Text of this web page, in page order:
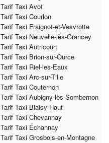
Tarif Taxi Avot
Tarif Taxi Courlon
Tarif Taxi Fraignot-et-Vesvrotte
Tarif Taxi Neuvelle-lès-Grancey
Tarif Taxi Autricourt
Tarif Taxi Brion-sur-Ource
Tarif Taxi Riel-les-Eaux
Tarif Taxi Arc-sur-Tille
Tarif Taxi Couternon
Tarif Taxi Aubigny-lès-Sombernon
Tarif Taxi Blaisy-Haut
Tarif Taxi Chevannay
Tarif Taxi Échannay
Tarif Taxi Grosbois-en-Montagne